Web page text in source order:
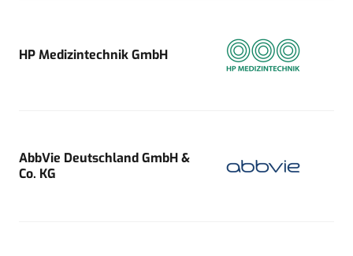
HP Medizintechnik GmbH
AbbVie Deutschland GmbH &
Co. KG